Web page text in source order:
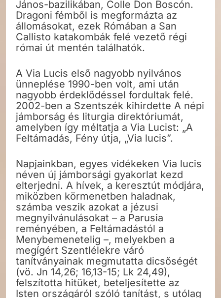
János-bazilikában, Colle Don Boscón.
Dragoni fémből is megformázta az
állomásokat, ezek Rómában a San
Callisto katakombák felé vezető régi
római út mentén találhatók.
A Via Lucis első nagyobb nyilvános
ünneplése 1990-ben volt, ami után
nagyobb érdeklődéssel fordultak felé.
2002-ben a Szentszék kihirdette A népi
jámborság és liturgia direktóriumát,
amelyben így méltatja a Via Lucist: „A
Feltámadás, Fény útja, „Via lucis”.
Napjainkban, egyes vidékeken Via lucis
néven új jámborsági gyakorlat kezd
elterjedni. A hívek, a keresztút módjára,
miközben körmenetben haladnak,
számba veszik azokat a jézusi
megnyilvánulásokat – a Parusia
reményében, a Feltámadástól a
Menybemenetelig –, melyekben a
megígért Szentlélekre váró
tanítványainak megmutatta dicsőségét
(vö. Jn 14,26; 16,13-15; Lk 24,49),
felszította hitüket, beteljesítette az
Isten országáról szóló tanítást, s utólag